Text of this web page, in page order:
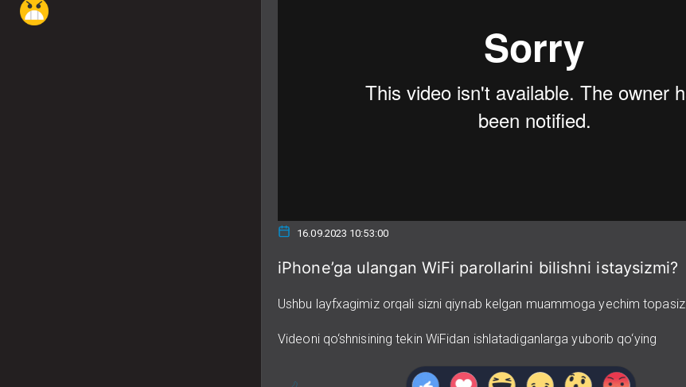
16.09.2023 10:53:00
iPhone’ga ulangan WiFi parollarini bilishni istaysizmi?
Ushbu layfxagimiz orqali sizni qiynab kelgan muammoga yechim topasiz.
Videoni qo‘shnisining tekin WiFidan ishlatadiganlarga yuborib qo‘ying